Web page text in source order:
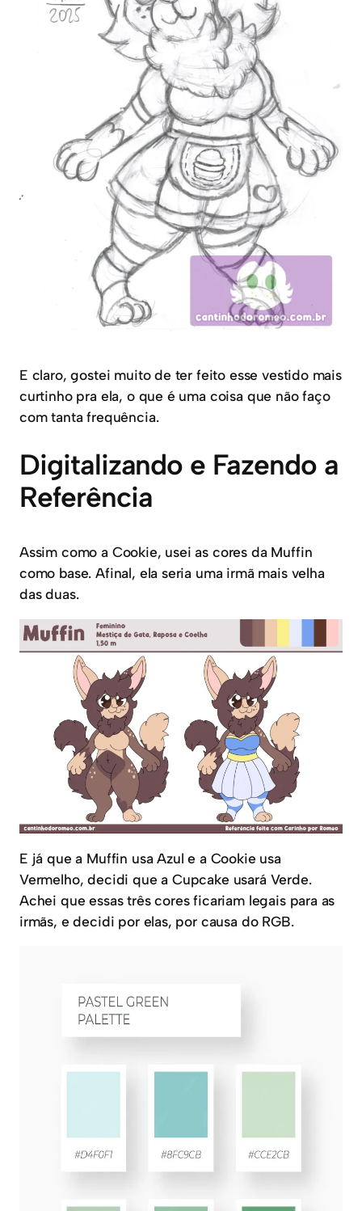
E claro, gostei muito de ter feito esse vestido mais
curtinho pra ela, o que é uma coisa que não faço
com tanta frequência.
Digitalizando e Fazendo a
Referência
Assim como a Cookie, usei as cores da Muffin
como base. Afinal, ela seria uma irmã mais velha
das duas.
E já que a Muffin usa Azul e a Cookie usa
Vermelho, decidi que a Cupcake usará Verde.
Achei que essas três cores ficariam legais para as
irmãs, e decidi por elas, por causa do RGB.